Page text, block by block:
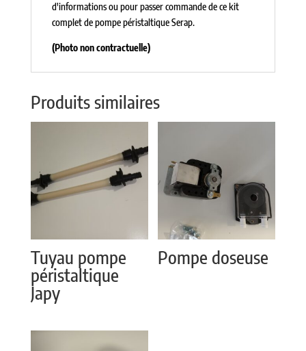
d'informations ou pour passer commande de ce kit
complet de pompe péristaltique Serap.
(Photo non contractuelle)
Produits similaires
Tuyau pompe
péristaltique
Japy
Pompe doseuse